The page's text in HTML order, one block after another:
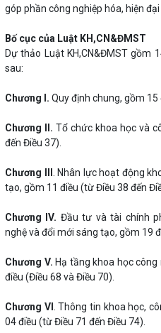
góp phần công nghiệp hóa, hiện
Bố cục của Luật KH,CN&ĐMST
Dự thảo Luật KH,CN&ĐMST gồm
sau:
Chương I. Quy định chung, gồm 15
Chương II. Tổ chức khoa học và
đến Điều 37).
Chương III
. Nhân lực hoạt động
tạo, gồm 11 điều (từ Điều 38 đến
Chương IV. Đầu tư và tài chính
nghệ và đổi mới sáng tạo, gồm 19
Chương V. Hạ tầng khoa học
điều (Điều 68 và Điều 70).
Chương VI
. Thông tin khoa học,
04 điều (từ Điều 71 đến Điều 74).